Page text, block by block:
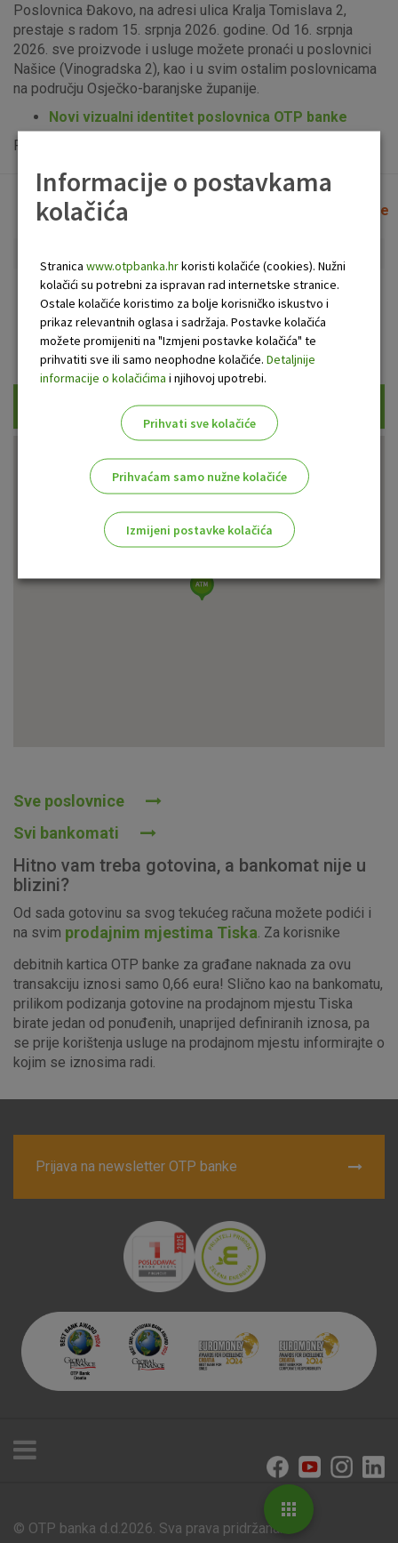
Poslovnica Đakovo, na adresi ulica Kralja Tomislava 2,
prestaje s radom 15. srpnja 2026. godine. Od 16. srpnja
2026. sve proizvode i usluge možete pronaći u poslovnici
Našice (Vinogradska 2), kao i u svim ostalim poslovnicama
na području Osječko-baranjske županije.
Novi vizualni identitet poslovnica OTP banke
Popis uplatno-isplatnih bankomata možete vidjeti
Lista poslovnica i bankomata Očisti filtere
Bankomat Poslovnica
Prikaži samo uplatne bankomate
Sve poslovnice
Svi bankomati
Hitno vam treba gotovina, a bankomat nije u
blizini?
Od sada gotovinu sa svog tekućeg računa možete podići i
na svim prodajnim mjestima Tiska . Za korisnike
debitnih kartica OTP banke za građane naknada za ovu
transakciju iznosi samo 0,66 eura! Slično kao na bankomatu,
prilikom podizanja gotovine na prodajnom mjestu Tiska
birate jedan od ponuđenih, unaprijed definiranih iznosa, pa
se prije korištenja usluge na prodajnom mjestu informirajte o
kojim se iznosima radi.
Prijava na newsletter OTP banke
Poslovnice i bankomati
© OTP banka d.d.2026. Sva prava pridržana.
Informacije o postavkama
kolačića
Stranica www.otpbanka.hrkoristi kolačiće (cookies). Nužni
kolačići su potrebni za ispravan rad internetske stranice.
Ostale kolačiće koristimo za bolje korisničko iskustvo i
prikaz relevantnih oglasa i sadržaja. Postavke kolačića
možete promijeniti na "Izmjeni postavke kolačića" te
prihvatiti sve ili samo neophodne kolačiće. Detaljnije
informacije o kolačićima i njihovoj upotrebi.
Prihvati sve kolačiće
Prihvaćam samo nužne kolačiće
Izmijeni postavke kolačića
Ovi kolačići nužni su za funkcioniranje internetske stranice i
postavljaju kao odgovor na vaše radnje koje uključuju zahtjev
za uslugama, kao što su postavke kolačića. Svoj preglednik
o njima, ali u tom slučaju neki dijelovi stranice neće raditi. Ti
kolačići ne pohranjuju nikakve informacije koje bi vas mogle
identificirati.
Detaljnije informacije o kolačićima